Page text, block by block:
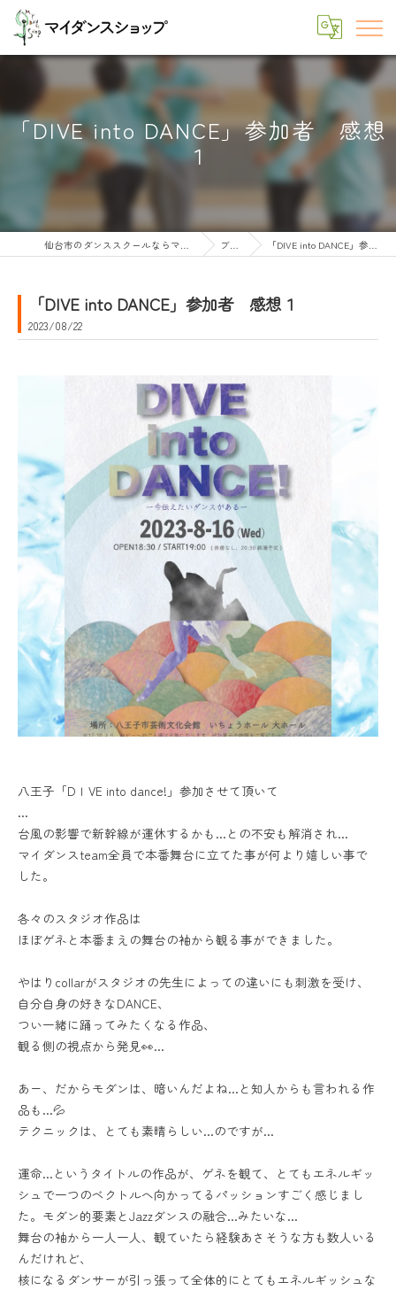
「DIVE into DANCE」参加者 感想
１
仙台市のダンススクールならマイダンスショップ ブログ 「DIVE into DANCE」参加者 感想１
「DIVE into DANCE」参加者 感想１
2023/08/22
八王子「DＩVE into dance!」参加させて頂いて
…
台風の影響で新幹線が運休するかも…との不安も解消され…
マイダンスteam全員で本番舞台に立てた事が何より嬉しい事で
した。
各々のスタジオ作品は
ほぼゲネと本番まえの舞台の袖から観る事ができました。
やはりcollarがスタジオの先生によっての違いにも刺激を受け、
自分自身の好きなDANCE、
つい一緒に踊ってみたくなる作品、
観る側の視点から発見👀…
あー、だからモダンは、暗いんだよね…と知人からも言われる作
品も…💦
テクニックは、とても素晴らしい…のですが…
運命…というタイトルの作品が、ゲネを観て、とてもエネルギッ
シュで一つのベクトルへ向かってるパッションすごく感じまし
た。モダン的要素とJazzダンスの融合…みたいな…
舞台の袖から一人一人、観ていたら経験あさそうな方も数人いる
んだけれど、
核になるダンサーが引っ張って全体的にとてもエネルギッシュな